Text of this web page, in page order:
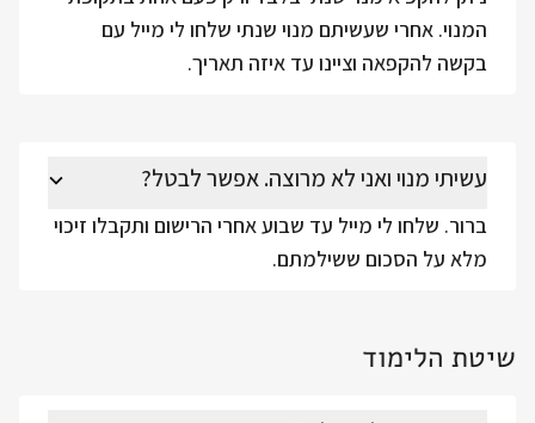
המנוי. אחרי שעשיתם מנוי שנתי שלחו לי מייל עם
בקשה להקפאה וציינו עד איזה תאריך.
עשיתי מנוי ואני לא מרוצה. אפשר לבטל?
ברור. שלחו לי מייל עד שבוע אחרי הרישום ותקבלו זיכוי
מלא על הסכום ששילמתם.
שיטת הלימוד